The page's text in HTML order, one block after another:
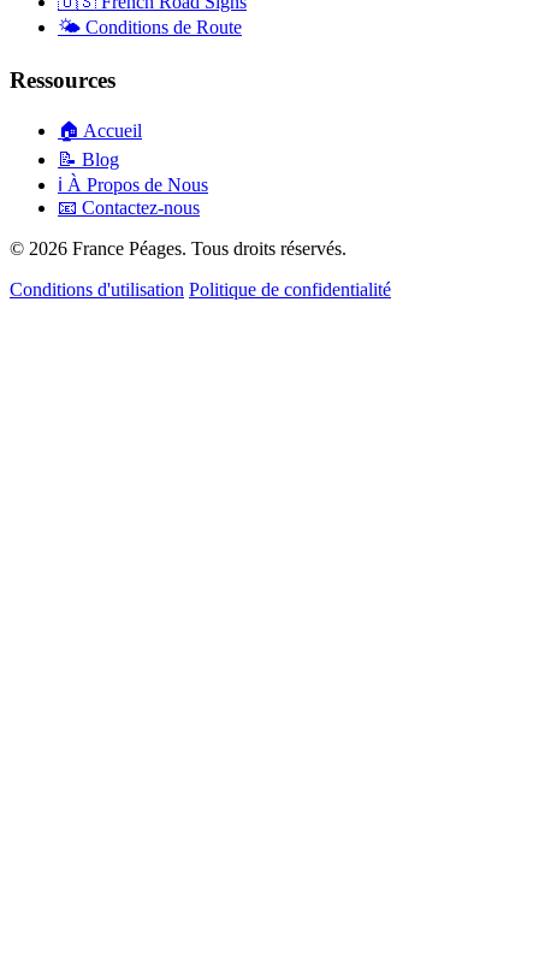
🌤️ Conditions de Route
Ressources
🏠 Accueil
📝 Blog
ℹ️ À Propos de Nous
📧 Contactez-nous
© 2026 France Péages. Tous droits réservés.
Conditions d'utilisation Politique de confidentialité